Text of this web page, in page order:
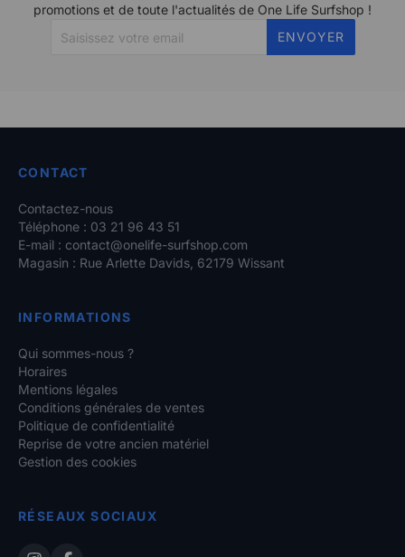
promotions et de toute l'actualités de One Life Surfshop !
ENVOYER
CONTACT
Contactez-nous
Téléphone : 03 21 96 43 51
E-mail : contact@onelife-surfshop.com
Magasin : Rue Arlette Davids, 62179 Wissant
INFORMATIONS
Qui sommes-nous ?
Horaires
Mentions légales
Conditions générales de ventes
Politique de confidentialité
Reprise de votre ancien matériel
Gestion des cookies
RÉSEAUX SOCIAUX